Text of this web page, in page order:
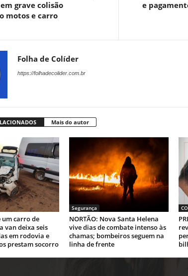
grave colisão
motos e carro
e
Folha de Colíder
https://folhadecolider.com.br
Mais do autor
um carro de
van deixa seis
em rodovia e
prestam socorro
Segurança
NORTÃO: Nova Santa Helena
vive dias de combate intenso às
chamas; bombeiros seguem na
linha de frente